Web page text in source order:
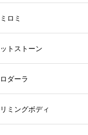
ロミ
トストーン
ダーラ
ミングボディ